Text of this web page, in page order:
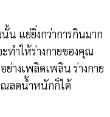
น แย่ยิ่งกว่าการกินมาก
ทำให้ร่างกายของคุณ
างเพลิดเพลิน ร่างกาย
ณลดน้ำหนักก็ได้